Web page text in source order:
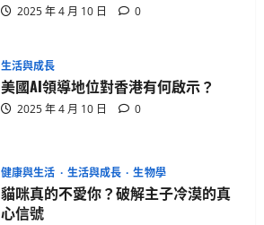
2025 年 4 月 10 日 0
生活與成長
美國AI領導地位對香港有何啟示？
2025 年 4 月 10 日 0
健康與生活 生活與成長 生物學
貓咪真的不愛你？破解主子冷漠的真
心信號